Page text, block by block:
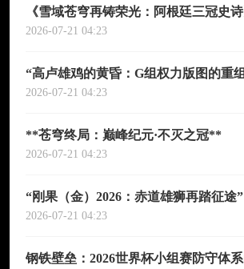
《雪域苍穹再铸荣光：阿根廷三冠史诗
2026-07-21 04:23
“高卢雄鸡的黄昏：G组权力版图的重
变”
2026-07-21 04:23
**苍穹终局：巅峰纪元·不灭之冠**
2026-07-21 04:23
“刚果（金）2026：赤道雄狮再踏征途”
2026-07-21 04:23
钢铁壁垒：2026世界杯小组赛防守体